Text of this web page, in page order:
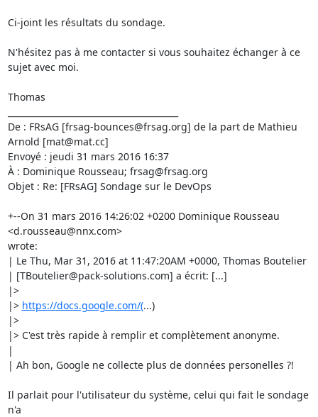
Ci-joint les résultats du sondage.
N'hésitez pas à me contacter si vous souhaitez échanger à ce
sujet avec moi.
Thomas
De : FRsAG [frsag-bounces@frsag.org] de la part de Mathieu
Arnold [mat@mat.cc]
Envoyé : jeudi 31 mars 2016 16:37
À : Dominique Rousseau; frsag@frsag.org
Objet : Re: [FRsAG] Sondage sur le DevOps
+--On 31 mars 2016 14:26:02 +0200 Dominique Rousseau
<d.rousseau@nnx.com>
wrote:
| Le Thu, Mar 31, 2016 at 11:47:20AM +0000, Thomas Boutelier
| [TBoutelier@pack-solutions.com] a écrit: [...]
|>
|> https://docs.google.com/(...)
|>
|> C'est très rapide à remplir et complètement anonyme.
|
| Ah bon, Google ne collecte plus de données personelles ?!
Il parlait pour l'utilisateur du système, celui qui fait le sondage
n'a